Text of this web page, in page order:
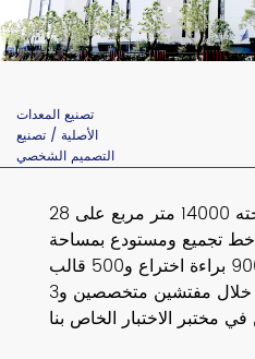
تصنيع المعدات
الأصلية / تصنيع
التصميم الشخصي
يشتمل مصنعنا الذي تبلغ مساحته 14000 متر مربع على 28
ماكينة قولبة بالحقن و30 خط تجميع ومستودع بمساحة
4000 متر مربع. وبفضل 900 براءة اختراع و500 قالب
خاص، يتم ضمان الجودة من خلال مفتشين متخصصين و3